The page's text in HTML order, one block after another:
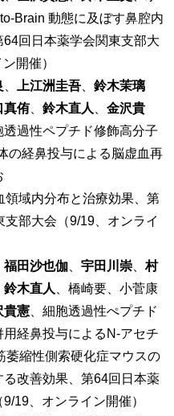
Brain 動態に及ぼす⿐腔内
回日本薬学会関東支部大
開催）
上江洲圭吾、 鈴⽊茉璃
真侑、 鈴⽊直⼈
⾦沢貴
透過性ペプチド修飾⾼分⼦
の経⿐投与による脳虚⾎再
領域内分布と治療効果、第
部大会（9/19、オンライ
福⽥沙也伽、 宇⽥川崇、村
鈴⽊直⼈ 、橋崎要、⼩菅康
貴憲、細胞透過性ぺプチド
経⿐投与によるN-アセチ
萎縮性側索硬化症マウスの
改善効果、第64回日本薬
19、オンライン開催）